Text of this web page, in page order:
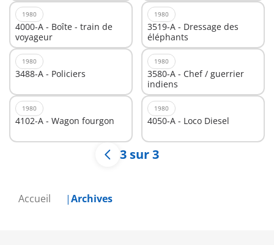
Accueil Archives
1980
4000-A - Boîte - train de
voyageur
1980
3519-A - Dressage des
éléphants
1980
3488-A - Policiers
1980
3580-A - Chef / guerrier
indiens
1980
4102-A - Wagon fourgon
1980
4050-A - Loco Diesel
3 sur 3